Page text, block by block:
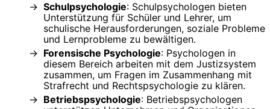
Schulpsychologie: Schulpsychologen bieten
Unterstützung für Schüler und Lehrer, um
schulische Herausforderungen, soziale Probleme
und Lernprobleme zu bewältigen.
Forensische Psychologie: Psychologen in
diesem Bereich arbeiten mit dem Justizsystem
zusammen, um Fragen im Zusammenhang mit
Strafrecht und Rechtspsychologie zu klären.
Betriebspsychologie: Betriebspsychologen